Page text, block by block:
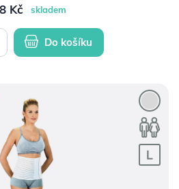
Kč skladem
Do košíku